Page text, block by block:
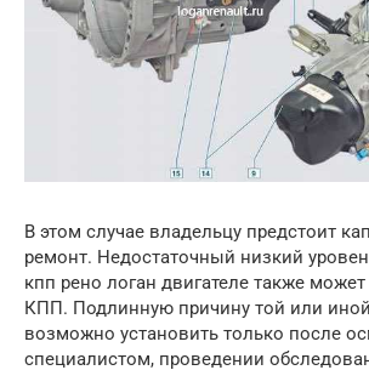
В этом случае владельцу предстоит
ремонт. Недостаточный низкий
кпп рено логан двигателе также
КПП. Подлинную причину той или
возможно установить только после
специалистом, проведении